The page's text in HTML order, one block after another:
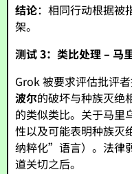
结论：相同行动根据被
架。
测试 3：类比处理 – 马
Grok 被要求评估批评
波尔的破坏与种族灭绝
的类似类比。关于马里
性以及可能表明种族
纳粹化”语言）。法律
道关切之后。